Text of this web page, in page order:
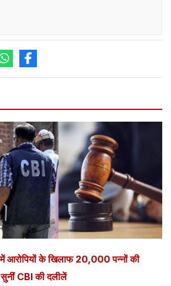
आरोपियों के खिलाफ 20,000 पन्नों की
सुनीं CBI की दलीलें